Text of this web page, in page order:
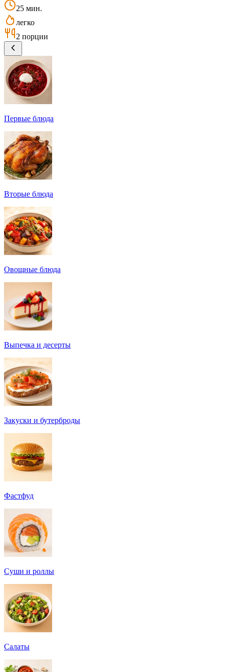
25 мин.
легко
2 порции
Первые блюда
Вторые блюда
Овощные блюда
Выпечка и десерты
Закуски и бутерброды
Фастфуд
Суши и роллы
Салаты